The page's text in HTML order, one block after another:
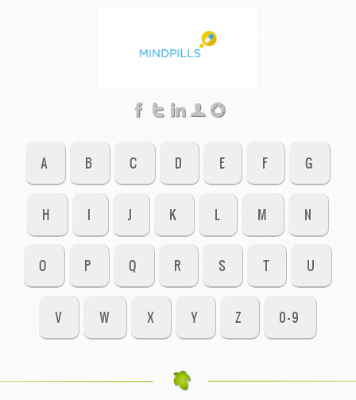
A B C D E F G
H I J K L M N
O P Q R S T U
V W X Y Z 0-9